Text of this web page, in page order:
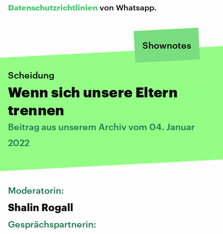
Datenschutzrichtlinien von Whatsapp.
Shownotes
Scheidung
Wenn sich unsere Eltern
trennen
Beitrag aus unserem Archiv vom 04. Januar
2022
Moderatorin:
Shalin Rogall
Gesprächspartnerin: